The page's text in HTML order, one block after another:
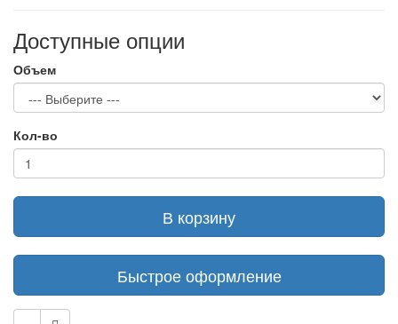
Доступные опции
Объем
Кол-во
В корзину
Быстрое оформление